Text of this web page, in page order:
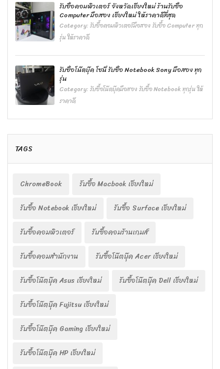
รับซื้อคอมพิวเตอร์ จังหวัดเชียงใหม่ ร้านรับซื้อ
Computer มือสอง เชียงใหม่ ให้ราคาดีที่สุด
Category:รับซื้อคอมพิวเตอร์มือสอง รับซื้อ Computer ทุก
รุ่น ให้ราคาดี
รับซื้อโน๊ตบุ๊ค โซนี่ รับซื้อ Notebook Sony มือสอง ทุก
รุ่น
Category:รับซื้อโน๊ตบุ๊คมือสอง รับซื้อ Notebook ทุกรุ่น ให้
ราคาดี
TAGS
ChromeBook
รับซื้อ Macbook เชียงใหม่
รับซื้อ Notebook เชียงใหม่
รับซื้อ Surface เชียงใหม่
รับซื้อคอมพิวเตอร์
รับซื้อคอมร้านเกมส์
รับซื้อคอมสำนักงาน
รับซื้อโน๊ตบุ๊ค Acer เชียงใหม่
รับซื้อโน๊ตบุ๊ค Asus เชียงใหม่
รับซื้อโน๊ตบุ๊ค Dell เชียงใหม่
รับซื้อโน๊ตบุ๊ค Fujitsu เชียงใหม่
รับซื้อโน๊ตบุ๊ค Gaming เชียงใหม่
รับซื้อโน๊ตบุ๊ค HP เชียงใหม่